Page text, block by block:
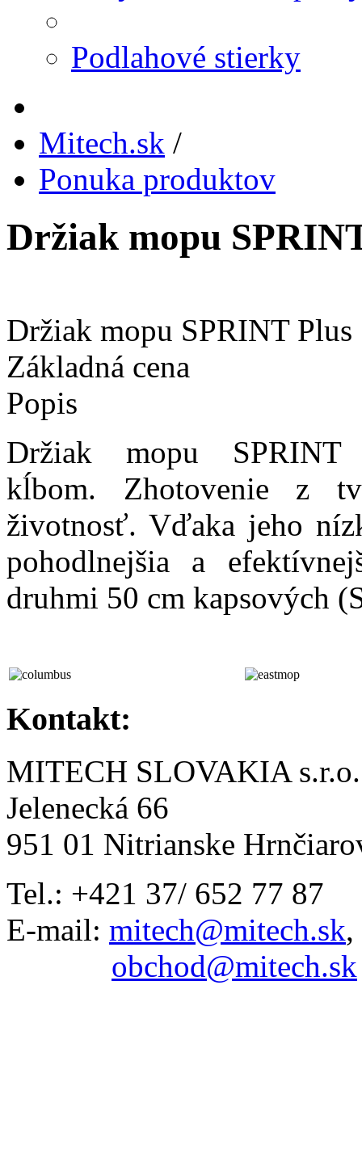
Podlahové stierky
Mitech.sk /
Ponuka produktov
Držiak mopu
Držiak mopu SPRINT
Základná cena
Popis
Držiak mopu
kĺbom. Zhotovenie z
životnosť. Vďaka jeho
pohodlnejšia a
druhmi 50 cm kapsových
Kontakt:
MITECH SLOVAKIA s.r.o.
Jelenecká 66
951 01 Nitrianske
Tel.: +421 37/ 652 77 87
E-mail: mitech@mitech.sk,
obchod@mitech.sk